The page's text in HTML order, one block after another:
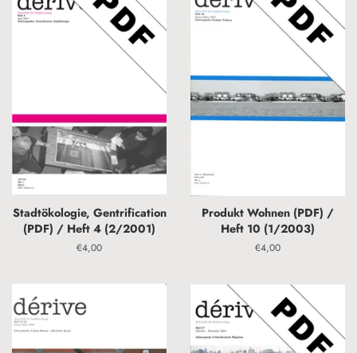
Stadtökologie, Gentrification
(PDF) / Heft 4 (2/2001)
Normaler
€4,00
Produkt Wohnen (PDF) /
Heft 10 (1/2003)
Normaler
€4,00